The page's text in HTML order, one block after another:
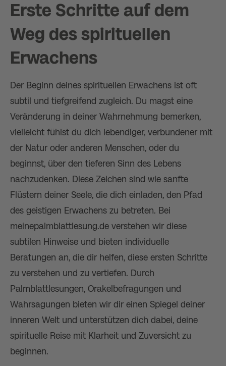
Erste Schritte auf dem
Weg des spirituellen
Erwachens
Der Beginn deines spirituellen Erwachens ist oft
subtil und tiefgreifend zugleich. Du magst eine
Veränderung in deiner Wahrnehmung bemerken,
vielleicht fühlst du dich lebendiger, verbundener mit
der Natur oder anderen Menschen, oder du
beginnst, über den tieferen Sinn des Lebens
nachzudenken. Diese Zeichen sind wie sanfte
Flüstern deiner Seele, die dich einladen, den Pfad
des geistigen Erwachens zu betreten. Bei
meinepalmblattlesung.de verstehen wir diese
subtilen Hinweise und bieten individuelle
Beratungen an, die dir helfen, diese ersten Schritte
zu verstehen und zu vertiefen. Durch
Palmblattlesungen, Orakelbefragungen und
Wahrsagungen bieten wir dir einen Spiegel deiner
inneren Welt und unterstützen dich dabei, deine
spirituelle Reise mit Klarheit und Zuversicht zu
beginnen.